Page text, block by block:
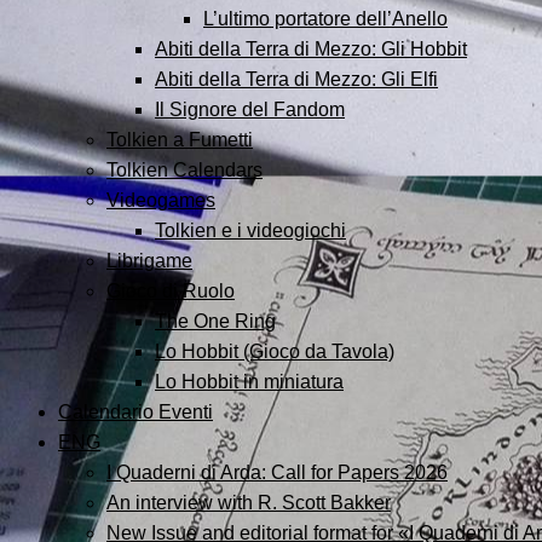
L’ultimo portatore dell’Anello
Abiti della Terra di Mezzo: Gli Hobbit
Abiti della Terra di Mezzo: Gli Elfi
Il Signore del Fandom
Tolkien a Fumetti
Tolkien Calendars
Videogames
Tolkien e i videogiochi
Librigame
Gioco di Ruolo
The One Ring
Lo Hobbit (Gioco da Tavola)
Lo Hobbit in miniatura
Calendario Eventi
ENG
I Quaderni di Arda: Call for Papers 2026
An interview with R. Scott Bakker
New Issue and editorial format for «I Quaderni di